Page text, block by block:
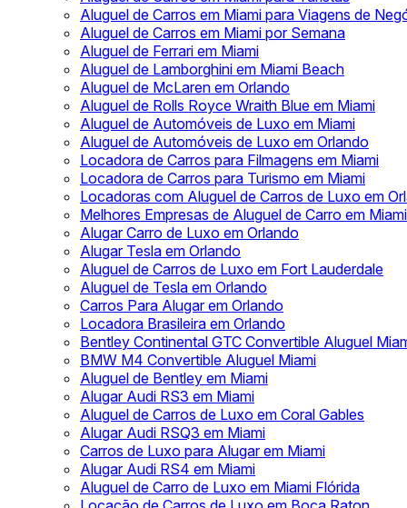
Aluguel de Carros em Miami para Viagens de
Aluguel de Carros em Miami por Semana
Aluguel de Ferrari em Miami
Aluguel de Lamborghini em Miami Beach
Aluguel de McLaren em Orlando
Aluguel de Rolls Royce Wraith Blue em Miami
Aluguel de Automóveis de Luxo em Miami
Aluguel de Automóveis de Luxo em Orlando
Locadora de Carros para Filmagens em Miami
Locadora de Carros para Turismo em Miami
Locadoras com Aluguel de Carros de Luxo em
Melhores Empresas de Aluguel de Carro em Miami
Alugar Carro de Luxo em Orlando
Alugar Tesla em Orlando
Aluguel de Carros de Luxo em Fort Lauderdale
Aluguel de Tesla em Orlando
Carros Para Alugar em Orlando
Locadora Brasileira em Orlando
Bentley Continental GTC Convertible Aluguel
BMW M4 Convertible Aluguel Miami
Aluguel de Bentley em Miami
Alugar Audi RS3 em Miami
Aluguel de Carros de Luxo em Coral Gables
Alugar Audi RSQ3 em Miami
Carros de Luxo para Alugar em Miami
Alugar Audi RS4 em Miami
Aluguel de Carro de Luxo em Miami Flórida